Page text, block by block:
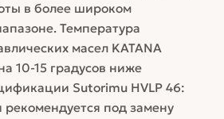
в более широком
Температура
масел KATANA
10-15 градусов ниже
Sutorimu HVLP 46:
рекомендуется под замену